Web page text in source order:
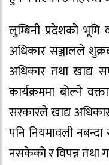
लुम्बिनी प्रदेशको भूमि
अधिकार सञ्जालले
अधिकार तथा खाद्य
कार्यक्रममा बोल्ने
सरकारले खाद्य
पनि नियमावली नबन्दा
नसकेको र विपन्न तथा